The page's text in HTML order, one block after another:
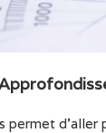
permet d’aller